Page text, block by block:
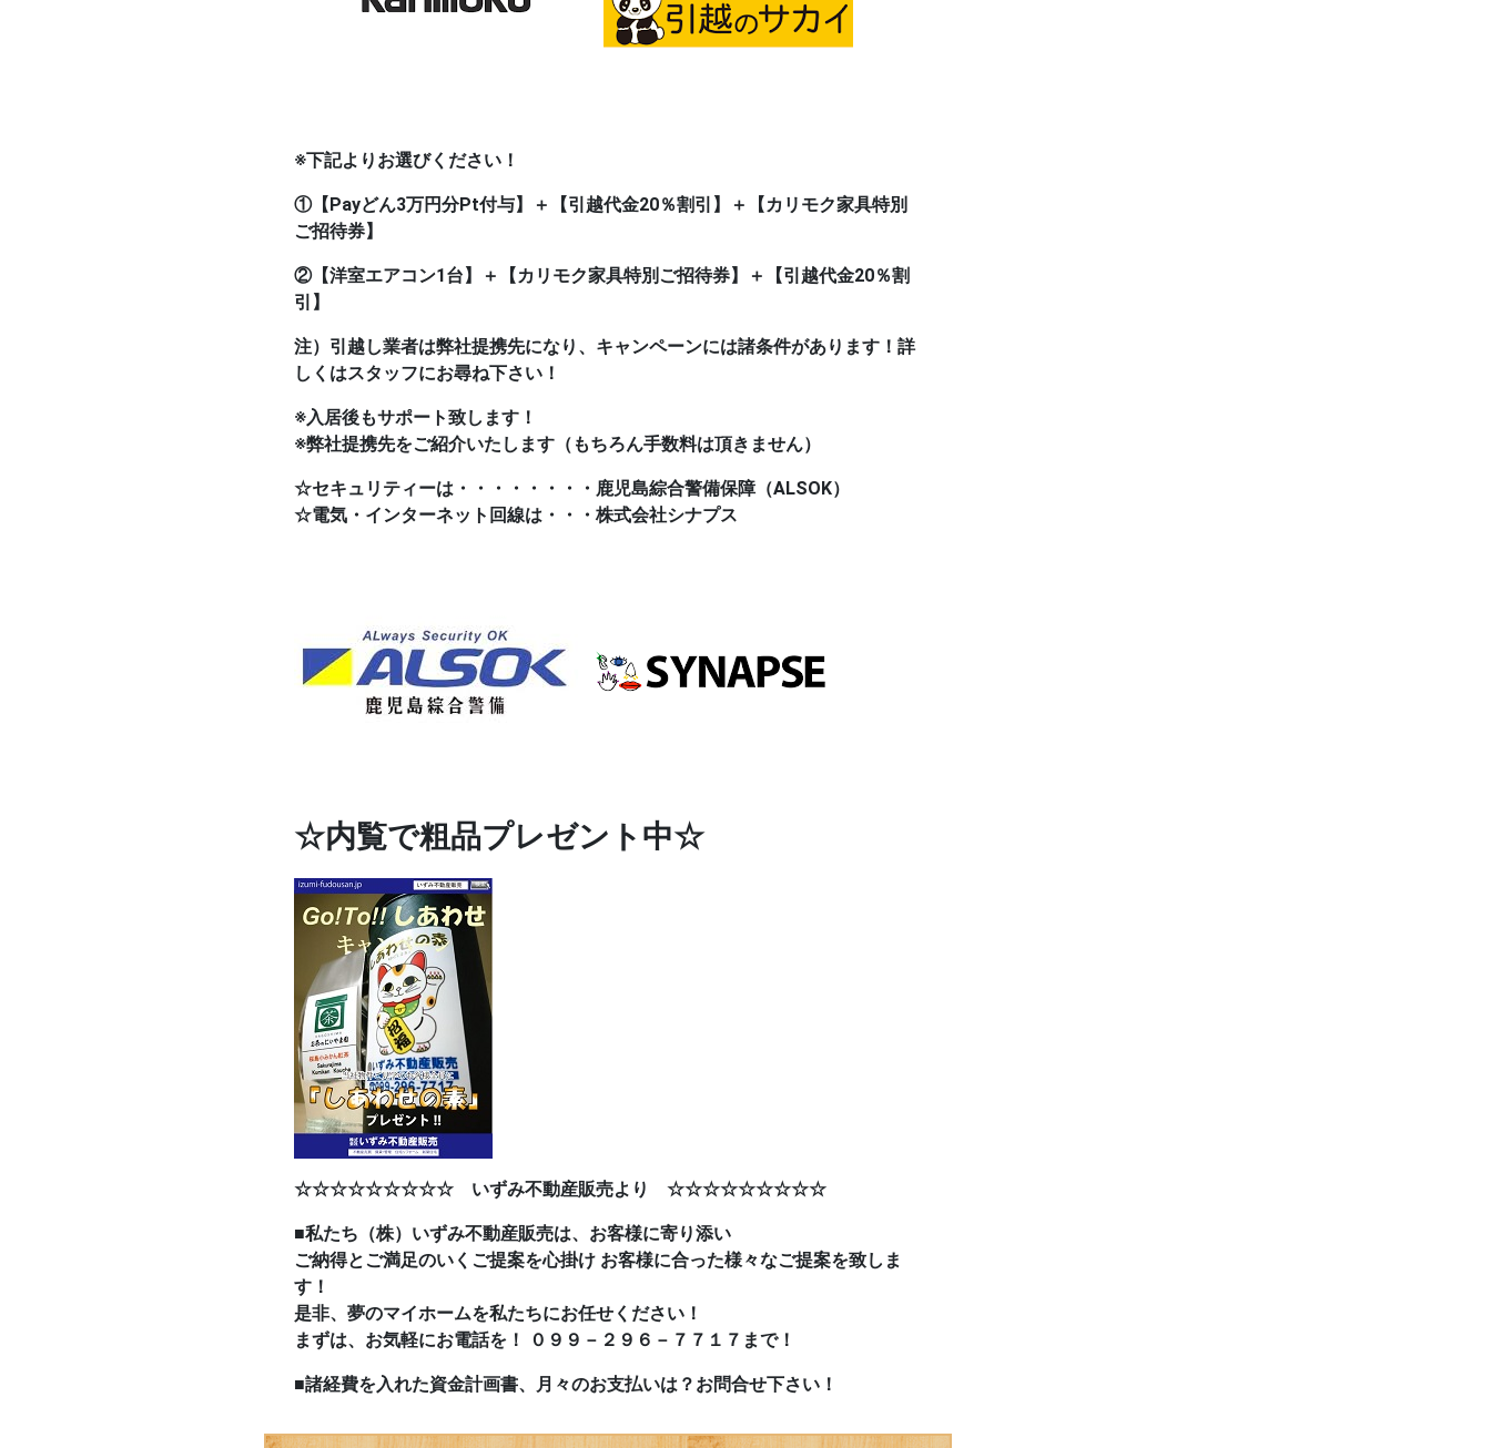
※下記よりお選びください！
①【Payどん3万円分Pt付与】＋【引越代金20％割引】＋【カリモク家具特別
ご招待券】
②【洋室エアコン1台】＋【カリモク家具特別ご招待券】＋【引越代金20％割
引】
注）引越し業者は弊社提携先になり、キャンペーンには諸条件があります！詳
しくはスタッフにお尋ね下さい！
※入居後もサポート致します！
※弊社提携先をご紹介いたします（もちろん手数料は頂きません）
☆セキュリティーは・・・・・・・・鹿児島綜合警備保障（ALSOK）
☆電気・インターネット回線は・・・株式会社シナプス
☆内覧で粗品プレゼント中☆
☆☆☆☆☆☆☆☆☆ いずみ不動産販売より ☆☆☆☆☆☆☆☆☆
■私たち（株）いずみ不動産販売は、お客様に寄り添い
ご納得とご満足のいくご提案を心掛け お客様に合った様々なご提案を致しま
す！
是非、夢のマイホームを私たちにお任せください！
まずは、お気軽にお電話を！ ０９９－２９６－７７１７まで！
■諸経費を入れた資金計画書、月々のお支払いは？お問合せ下さい！